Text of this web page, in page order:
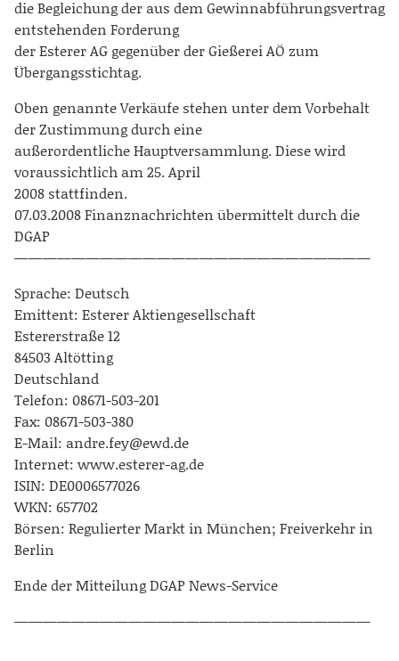
die Begleichung der aus dem Gewinnabführungsvertrag
entstehenden Forderung
der Esterer AG gegenüber der Gießerei AÖ zum
Übergangsstichtag.
Oben genannte Verkäufe stehen unter dem Vorbehalt
der Zustimmung durch eine
außerordentliche Hauptversammlung. Diese wird
voraussichtlich am 25. April
2008 stattfinden.
07.03.2008 Finanznachrichten übermittelt durch die
DGAP
—————————————————————————
Sprache: Deutsch
Emittent: Esterer Aktiengesellschaft
Estererstraße 12
84503 Altötting
Deutschland
Telefon: 08671-503-201
Fax: 08671-503-380
E-Mail: andre.fey@ewd.de
Internet: www.esterer-ag.de
ISIN: DE0006577026
WKN: 657702
Börsen: Regulierter Markt in München; Freiverkehr in
Berlin
Ende der Mitteilung DGAP News-Service
—————————————————————————